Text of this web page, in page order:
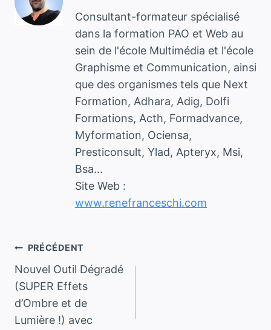
Consultant-formateur spécialisé
dans la formation PAO et Web au
sein de l'école Multimédia et l'école
Graphisme et Communication, ainsi
que des organismes tels que Next
Formation, Adhara, Adig, Dolfi
Formations, Acth, Formadvance,
Myformation, Ociensa,
Presticonsult, Ylad, Apteryx, Msi,
Bsa...
Site Web :
www.renefranceschi.com
Navigation
de
l’article
PRÉCÉDENT
Nouvel Outil Dégradé
(SUPER Effets
d’Ombre et de
Lumière !) avec